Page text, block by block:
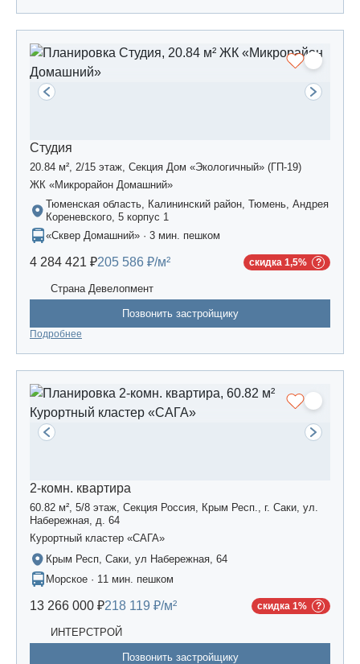
Студия
20.84 м², 2/15 этаж, Секция Дом «Экологичный» (ГП-19)
ЖК «Микрорайон Домашний»
Тюменская область, Калининский район, Тюмень, Андрея
Кореневского, 5 корпус 1
«Сквер Домашний» · 3 мин. пешком
4 284 421 ₽205 586 ₽/м² скидка 1,5%
Страна Девелопмент
Позвонить застройщику
Подробнее
2-комн. квартира
60.82 м², 5/8 этаж, Секция Россия, Крым Респ., г. Саки, ул.
Набережная, д. 64
Курортный кластер «САГА»
Крым Респ, Саки, ул Набережная, 64
Морское · 11 мин. пешком
13 266 000 ₽218 119 ₽/м² скидка 1%
ИНТЕРСТРОЙ
Позвонить застройщику